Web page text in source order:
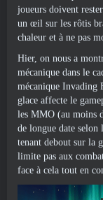
joueurs doivent
un œil sur les rôtis
chaleur et à ne pas
Hier, on nous a
mécanique dans le
mécanique Invading
glace affecte le
les MMO (au moins
de longue date
tenant debout sur la
limite pas aux
face à cela tout en